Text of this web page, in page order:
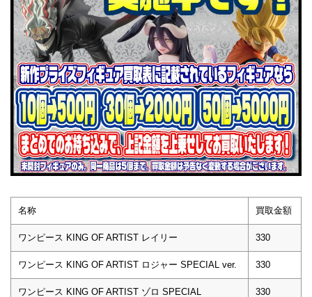
名称 買取金額
ワンピース KING OF ARTIST レイリー 330
ワンピース KING OF ARTIST ロジャー SPECIAL ver. 330
ワンピース KING OF ARTIST ゾロ SPECIAL 330